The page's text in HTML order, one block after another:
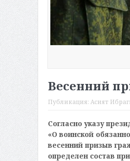
Весенний
Публикация: Асият
Согласно указу
«О воинской
весенний призыв
определен состав